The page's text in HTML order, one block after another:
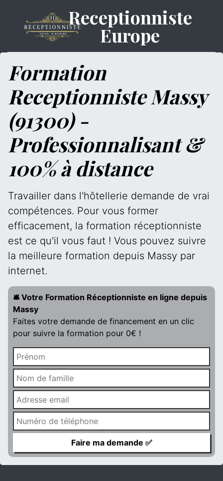
Receptionniste
Europe
Formation
Receptionniste Massy
(91300) -
Professionnalisant &
100% à distance
Travailler dans l'hôtellerie demande de vrai
compétences. Pour vous former
efficacement, la formation réceptionniste
est ce qu'il vous faut ! Vous pouvez suivre
la meilleure formation depuis Massy par
internet.
🛎️ Votre Formation Réceptionniste en ligne depuis
Massy
Faites votre demande de financement en un clic
pour suivre la formation pour 0€ !